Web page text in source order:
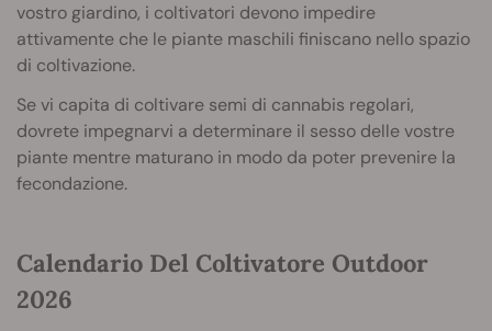
vostro giardino, i coltivatori devono impedire
attivamente che le piante maschili finiscano nello spazio
di coltivazione.
Se vi capita di coltivare semi di cannabis regolari,
dovrete impegnarvi a determinare il sesso delle vostre
piante mentre maturano in modo da poter prevenire la
fecondazione.
Calendario Del Coltivatore Outdoor
2026